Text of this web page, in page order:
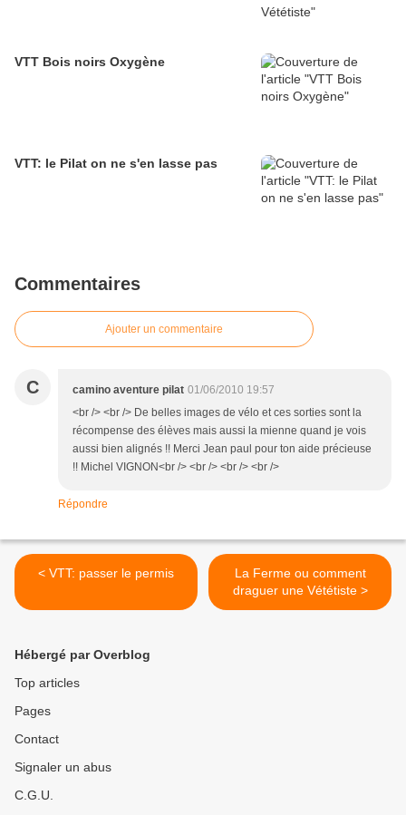
VTT Bois noirs Oxygène
VTT: le Pilat on ne s'en lasse pas
Commentaires
Ajouter un commentaire
C camino aventure pilat 01/06/2010 19:57
<br /> <br /> De belles images de vélo et ces sorties sont la
récompense des élèves mais aussi la mienne quand je vois
aussi bien alignés !! Merci Jean paul pour ton aide précieuse
!! Michel VIGNON<br /> <br /> <br /> <br />
Répondre
< VTT: passer le permis
La Ferme ou comment
draguer une Vététiste >
Hébergé par Overblog
Top articles
Pages
Contact
Signaler un abus
C.G.U.